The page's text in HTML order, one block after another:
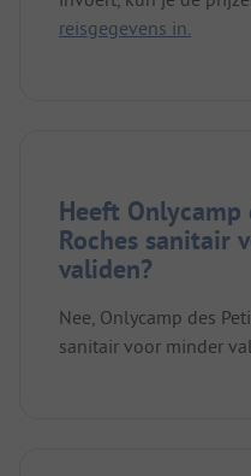
reisgegevens in.
Heeft Onlycamp
Roches sanitair
validen?
Nee, Onlycamp des
sanitair voor minder